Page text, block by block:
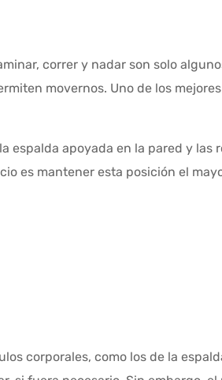
correr y nadar son solo
movernos. Uno de los
espalda apoyada en la pared y
es mantener esta posición el
corporales, como los de la